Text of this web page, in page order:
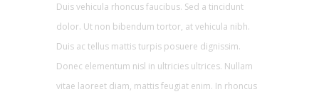
Duis vehicula rhoncus faucibus. Sed a tincidunt
dolor. Ut non bibendum tortor, at vehicula nibh.
Duis ac tellus mattis turpis posuere dignissim.
Donec elementum nisl in ultricies ultrices. Nullam
vitae laoreet diam, mattis feugiat enim. In rhoncus